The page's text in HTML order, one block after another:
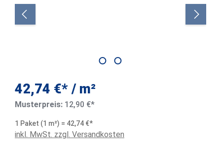
42,74 €* / m²
Musterpreis: 12,90 €*
1 Paket (1 m²) = 42,74 €*
inkl. MwSt. zzgl. Versandkosten